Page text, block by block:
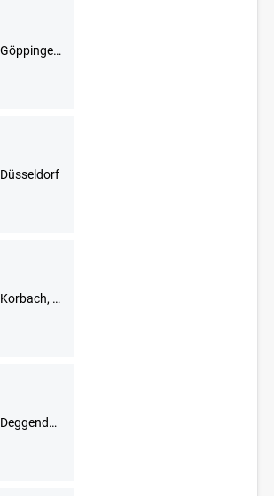
Göppingen, Heilbronn, Rottweil, Schwäbisch Hall, Stuttgart, Ulm, Villingen-Schwenningen
Düsseldorf
Korbach, Brilon, Frankenberg, Fritzlar, Fuldabrück, Kassel, Kirchhain, Marburg, Meschede, Schwalmstadt, Siegen
Deggendorf, Freyung, Grafenau, Regen, Straubing, Waldkirchen, Zwiesel